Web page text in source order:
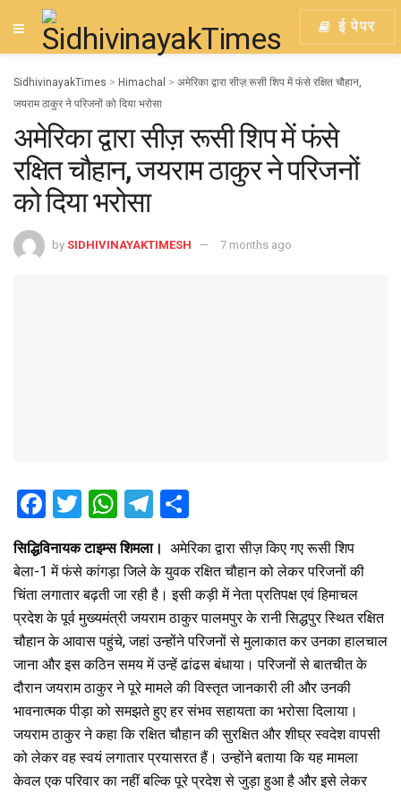
ई पेपर
SidhivinayakTimes > Himachal > अमेरिका द्वारा सीज़ रूसी शिप में फंसे रक्षित चौहान,
जयराम ठाकुर ने परिजनों को दिया भरोसा
अमेरिका द्वारा सीज़ रूसी शिप में फंसे
रक्षित चौहान, जयराम ठाकुर ने परिजनों
को दिया भरोसा
by SIDHIVINAYAKTIMESH 7 months ago
F
a
ce
b
o
o
k
T
tt
er
W
h
at
s
A
p
p
T
e
gr
a
m
h
ar
e
सिद्धिविनायक टाइम्स शिमला। अमेरिका द्वारा सीज़ किए गए रूसी शिप
बेला-1 में फंसे कांगड़ा जिले के युवक रक्षित चौहान को लेकर परिजनों की
चिंता लगातार बढ़ती जा रही है। इसी कड़ी में नेता प्रतिपक्ष एवं हिमाचल
प्रदेश के पूर्व मुख्यमंत्री जयराम ठाकुर पालमपुर के रानी सिद्धपुर स्थित रक्षित
चौहान के आवास पहुंचे, जहां उन्होंने परिजनों से मुलाकात कर उनका हालचाल
जाना और इस कठिन समय में उन्हें ढांढस बंधाया। परिजनों से बातचीत के
दौरान जयराम ठाकुर ने पूरे मामले की विस्तृत जानकारी ली और उनकी
भावनात्मक पीड़ा को समझते हुए हर संभव सहायता का भरोसा दिलाया।
जयराम ठाकुर ने कहा कि रक्षित चौहान की सुरक्षित और शीघ्र स्वदेश वापसी
को लेकर वह स्वयं लगातार प्रयासरत हैं। उन्होंने बताया कि यह मामला
केवल एक परिवार का नहीं बल्कि पूरे प्रदेश से जुड़ा हुआ है और इसे लेकर